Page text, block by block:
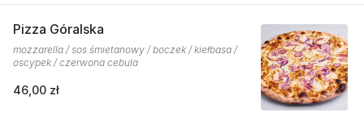
Pizza Góralska
mozzarella / sos śmietanowy / boczek / kiełbasa /
oscypek / czerwona cebula
46,00 zł